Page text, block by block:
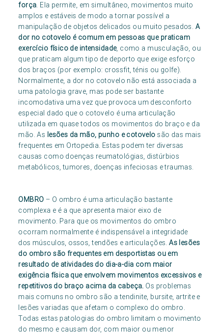
força. Ela permite, em simultâneo, movimentos muito
amplos e estáveis de modo a tornar possível a
manipulação de objetos delicados ou muito pesados. A
dor no cotovelo é comum em pessoas que praticam
exercício físico de intensidade, como a musculação, ou
que praticam algum tipo de deporto que exige esforço
dos braços (por exemplo: crossfit, ténis ou golfe).
Normalmente, a dor no cotovelo não está associada a
uma patologia grave, mas pode ser bastante
incomodativa uma vez que provoca um desconforto
especial dado que o cotovelo é uma articulação
utilizada em quase todos os movimentos do braço e da
mão. As lesões da mão, punho e cotovelo são das mais
frequentes em Ortopedia. Estas podem ter diversas
causas como doenças reumatológias, distúrbios
metabólicos, tumores, doenças infeciosas e traumas.
OMBRO – O ombro é uma articulação bastante
complexa e é a que apresenta maior eixo de
movimento. Para que os movimentos do ombro
ocorram normalmente é indispensável a integridade
dos músculos, ossos, tendões e articulações.As lesões
do ombro são frequentes em desportistas ou em
resultado de atividades do dia-a-dia com maior
exigência física que envolvem movimentos excessivos e
repetitivos do braço acima da cabeça. Os problemas
mais comuns no ombro são a tendinite, bursite, artrite e
lesões variadas que afetam o complexo do ombro.
Todas estas patologias do ombro limitam o movimento
do mesmo e causam dor, com maior ou menor